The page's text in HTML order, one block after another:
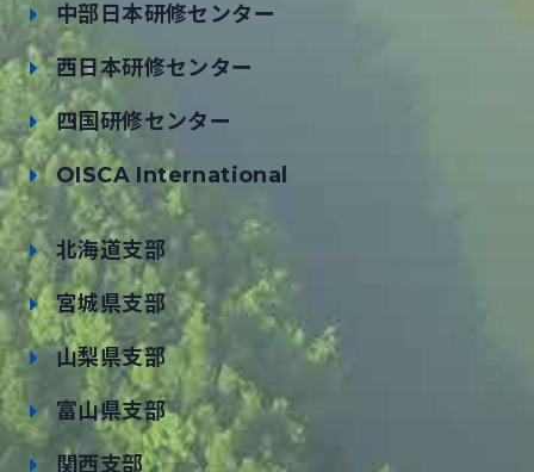
中部日本研修センター
西日本研修センター
四国研修センター
OISCA International
北海道支部
宮城県支部
山梨県支部
富山県支部
関西支部